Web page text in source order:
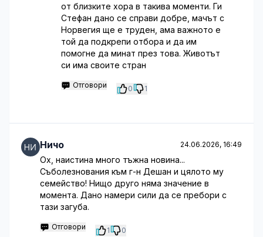
от близките хора в такива моменти. Ги
Стефан дано се справи добре, мачът с
Норвегия ще е труден, ама важното е
той да подкрепи отбора и да им
помогне да минат през това. Животът
си има своите стран
Отговори 0 1
Ничо 24.06.2026, 16:49
Ох, наистина много тъжна новина...
Съболезнования към г-н Дешан и цялото му
семейство! Нищо друго няма значение в
момента. Дано намери сили да се пребори с
тази загуба.
Отговори 1 0